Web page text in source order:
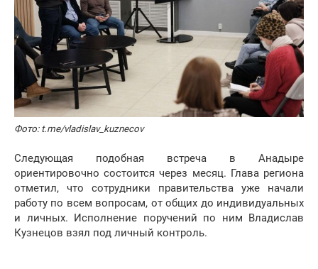
Фото: t.me/vladislav_kuznecov
Следующая подобная встреча в Анадыре
ориентировочно состоится через месяц. Глава региона
отметил, что сотрудники правительства уже начали
работу по всем вопросам, от общих до индивидуальных
и личных. Исполнение поручений по ним Владислав
Кузнецов взял под личный контроль.